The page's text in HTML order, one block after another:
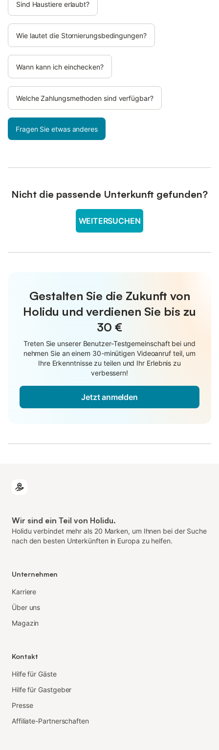
Sind Haustiere erlaubt?
Wie lautet die Stornierungsbedingungen?
Wann kann ich einchecken?
Welche Zahlungsmethoden sind verfügbar?
Fragen Sie etwas anderes
Nicht die passende Unterkunft gefunden?
WEITERSUCHEN
Gestalten Sie die Zukunft von
Holidu und verdienen Sie bis zu
30 €
Treten Sie unserer Benutzer-Testgemeinschaft bei und
nehmen Sie an einem 30-minütigen Videoanruf teil, um
Ihre Erkenntnisse zu teilen und Ihr Erlebnis zu
verbessern!
Jetzt anmelden
Wir sind ein Teil von Holidu.
Holidu verbindet mehr als 20 Marken, um Ihnen bei der Suche
nach den besten Unterkünften in Europa zu helfen.
Unternehmen
Karriere
Über uns
Magazin
Kontakt
Hilfe für Gäste
Hilfe für Gastgeber
Presse
Affiliate-Partnerschaften